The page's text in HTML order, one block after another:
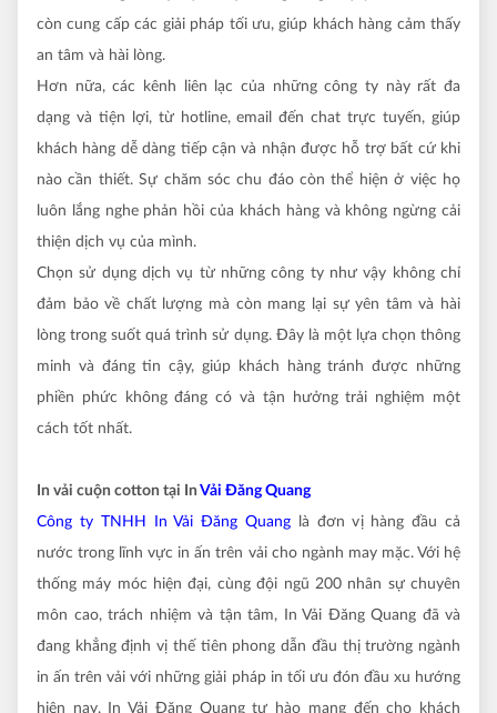
còn cung cấp các giải pháp tối ưu, giúp khách hàng cảm thấy
an tâm và hài lòng.
Hơn nữa, các kênh liên lạc của những công ty này rất đa
dạng và tiện lợi, từ hotline, email đến chat trực tuyến, giúp
khách hàng dễ dàng tiếp cận và nhận được hỗ trợ bất cứ khi
nào cần thiết. Sự chăm sóc chu đáo còn thể hiện ở việc họ
luôn lắng nghe phản hồi của khách hàng và không ngừng cải
thiện dịch vụ của mình.
Chọn sử dụng dịch vụ từ những công ty như vậy không chỉ
đảm bảo về chất lượng mà còn mang lại sự yên tâm và hài
lòng trong suốt quá trình sử dụng. Đây là một lựa chọn thông
minh và đáng tin cậy, giúp khách hàng tránh được những
phiền phức không đáng có và tận hưởng trải nghiệm một
cách tốt nhất.
In vải cuộn cotton tại In Vải Đăng Quang
Công ty TNHH In Vải Đăng Quang là đơn vị hàng đầu cả
nước trong lĩnh vực in ấn trên vải cho ngành may mặc. Với hệ
thống máy móc hiện đại, cùng đội ngũ 200 nhân sự chuyên
môn cao, trách nhiệm và tận tâm, In Vải Đăng Quang đã và
đang khẳng định vị thế tiên phong dẫn đầu thị trường ngành
in ấn trên vải với những giải pháp in tối ưu đón đầu xu hướng
hiện nay.
In Vải Đăng Quang tự hào mang đến cho khách